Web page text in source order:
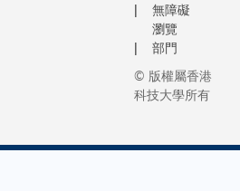
無障礙
瀏覽
部門
© 版權屬香港
科技大學所有